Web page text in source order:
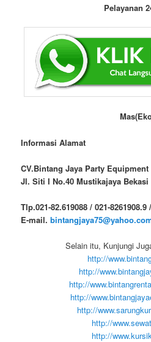
Pelayanan
Informasi Alamat
CV.Bintang Jaya Party Equipment
Jl. Siti I No.40 Mustikajaya Bekasi
Tlp.021-82.619088 / 021-8261908.9
E-mail.
Selain itu, Kunjungi
http://
http://
http://
http://
http://
http://
http://